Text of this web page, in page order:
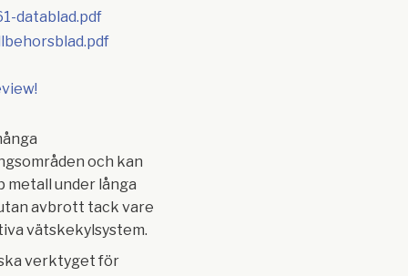
datablad.pdf
och kan
metall under långa
avbrott tack vare
vätskekylsystem.
verktyget för